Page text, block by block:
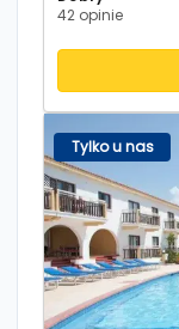
42 opinie
Tylko u nas